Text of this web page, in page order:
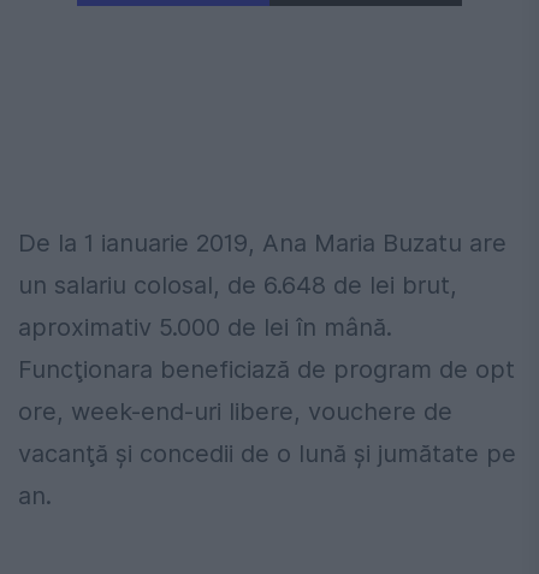
De la 1 ianuarie 2019, Ana Maria Buzatu are
un salariu colosal, de 6.648 de lei brut,
aproximativ 5.000 de lei în mână.
Funcţionara beneficiază de program de opt
ore, week-end-uri libere, vouchere de
vacanţă şi concedii de o lună şi jumătate pe
an.